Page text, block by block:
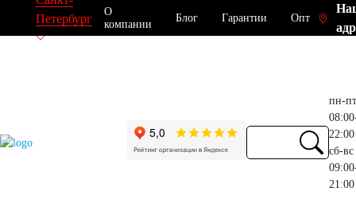
Петербург
О
компании
Блог Гарантии Опт
пн-пт
22:00
сб-вс
21:00